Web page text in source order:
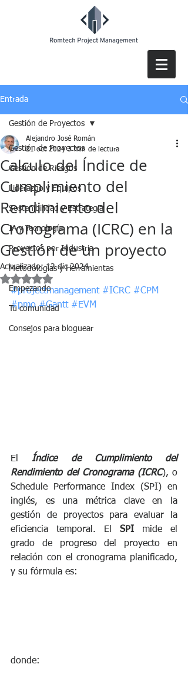
Entrada
Gestión de Proyectos
Gestión de Riesgos
Liderazgo y Equipos
Sostenibilidad y Estrategia
IA y Tecnología
Proyectos por Industria
Metodologías y Herramientas
Empezando
Tu comunidad
Consejos para bloguear
Gestión de Proyectos
Calculo del Índice de
Cumplimiento del
Rendimiento del
Cronograma (ICRC) en la
Gestión de un proyecto
Alejandro José Román
21 oct 2024 3 min de lectura
Actualizado:12 dic 2024
Obtuvo NaN de 5 estrellas.
#projectmanagement #ICRC #CPM
#pmo #Gantt #EVM
El
Índice de Cumplimiento del
Rendimiento del Cronograma (ICRC), o
Schedule Performance Index (SPI) en
inglés, es una métrica clave en la
gestión de proyectos para evaluar la
eficiencia temporal. El SPI mide el
grado de progreso del proyecto en
relación con el cronograma planificado,
y su fórmula es:
donde: